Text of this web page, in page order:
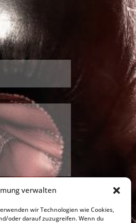
verwalten
wir Technologien wie Cookies,
oder darauf zuzugreifen. Wenn du
Daten werden
ansehen.